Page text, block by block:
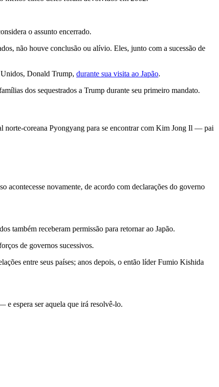
o assunto encerrado.
não houve conclusão ou alívio. Eles, junto com a sucessão de
Unidos, Donald Trump, durante sua visita ao Japão.
dos sequestrados a Trump durante seu primeiro mandato.
norte-coreana Pyongyang para se encontrar com Kim Jong Il — pai
acontecesse novamente, de acordo com declarações do governo
também receberam permissão para retornar ao Japão.
de governos sucessivos.
entre seus países; anos depois, o então líder Fumio Kishida
e espera ser aquela que irá resolvê-lo.